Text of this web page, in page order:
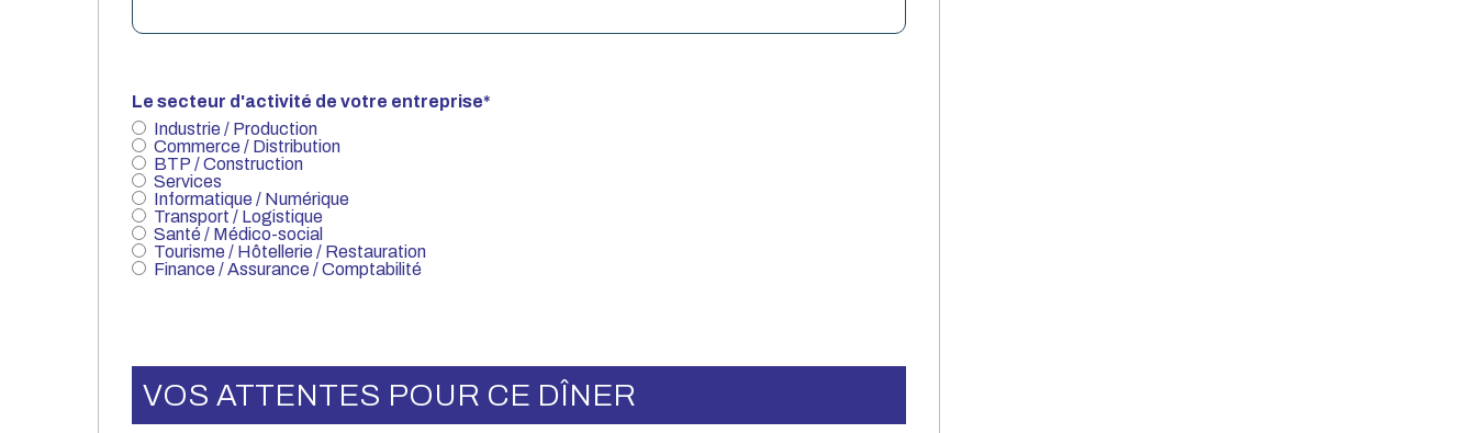
Le secteur d'activité de votre entreprise*
Industrie / Production
Commerce / Distribution
BTP / Construction
Services
Informatique / Numérique
Transport / Logistique
Santé / Médico-social
Tourisme / Hôtellerie / Restauration
Finance / Assurance / Comptabilité
VOS ATTENTES POUR CE DÎNER